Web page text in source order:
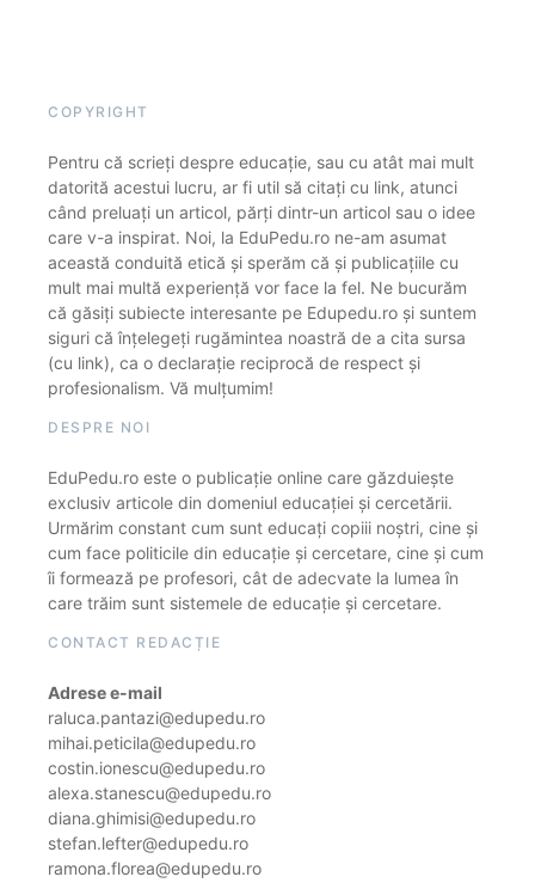
COPYRIGHT
Pentru că scrieți despre educație, sau cu atât mai mult
datorită acestui lucru, ar fi util să citați cu link, atunci
când preluați un articol, părți dintr-un articol sau o idee
care v-a inspirat. Noi, la EduPedu.ro ne-am asumat
această conduită etică și sperăm că și publicațiile cu
mult mai multă experiență vor face la fel. Ne bucurăm
că găsiți subiecte interesante pe Edupedu.ro și suntem
siguri că înțelegeți rugămintea noastră de a cita sursa
(cu link), ca o declarație reciprocă de respect și
profesionalism. Vă mulțumim!
DESPRE NOI
EduPedu.ro este o publicație online care găzduiește
exclusiv articole din domeniul educației și cercetării.
Urmărim constant cum sunt educați copiii noștri, cine și
cum face politicile din educație și cercetare, cine și cum
îi formează pe profesori, cât de adecvate la lumea în
care trăim sunt sistemele de educație și cercetare.
CONTACT REDACȚIE
Adrese e-mail
raluca.pantazi@edupedu.ro
mihai.peticila@edupedu.ro
costin.ionescu@edupedu.ro
alexa.stanescu@edupedu.ro
diana.ghimisi@edupedu.ro
stefan.lefter@edupedu.ro
ramona.florea@edupedu.ro